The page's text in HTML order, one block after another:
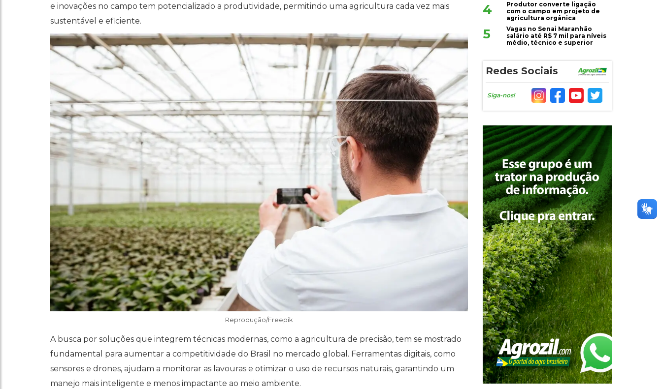
e inovações no campo tem potencializado a produtividade, permitindo uma agricultura cada vez mais
sustentável e eficiente.
Reprodução/Freepik
A busca por soluções que integrem técnicas modernas, como a agricultura de precisão, tem se mostrado
fundamental para aumentar a competitividade do Brasil no mercado global. Ferramentas digitais, como
sensores e drones, ajudam a monitorar as lavouras e otimizar o uso de recursos naturais, garantindo um
manejo mais inteligente e menos impactante ao meio ambiente.
4
Produtor converte ligação
com o campo em projeto de
agricultura orgânica
5
Vagas no Senai Maranhão
salário até R$ 7 mil para níveis
médio, técnico e superior
Redes Sociais
Siga-nos!